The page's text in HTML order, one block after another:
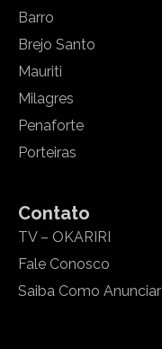
Barro
Brejo Santo
Mauriti
Milagres
Penaforte
Porteiras
Contato
TV – OKARIRI
Fale Conosco
Saiba Como Anunciar